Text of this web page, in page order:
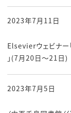
2023年7月11日
Elsevierウェビナ
」(7月20日～21日)
2023年7月5日